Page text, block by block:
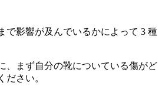
で影響が及んでいるかによって 3 種
、まず自分の靴についている傷がど
ださい。